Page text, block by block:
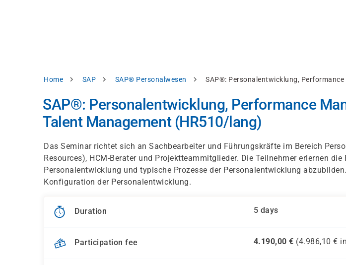
Breadcrumb
Home SAP SAP® Personalwesen SAP®: Personalentwicklung,
SAP®: Personalentwicklung, Performance
Talent Management (HR510/lang)
Das Seminar richtet sich an Sachbearbeiter und Führungskräfte im Bereich
Resources), HCM-Berater und Projektteammitglieder. Die Teilnehmer erlernen die
Personalentwicklung und typische Prozesse der Personalentwicklung
Konfiguration der Personalentwicklung.
Duration 5 days
Participation fee 4.190,00 € (4.986,10 €